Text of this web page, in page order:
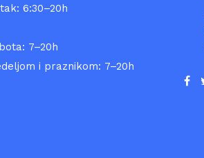
6:30–20h
7–20h
i praznikom: 7–20h